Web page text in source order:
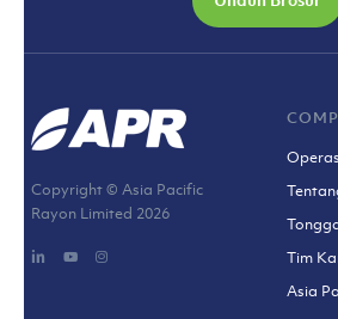
Copyright © Asia Pacific
Rayon Limited 2026
Tim
Asia